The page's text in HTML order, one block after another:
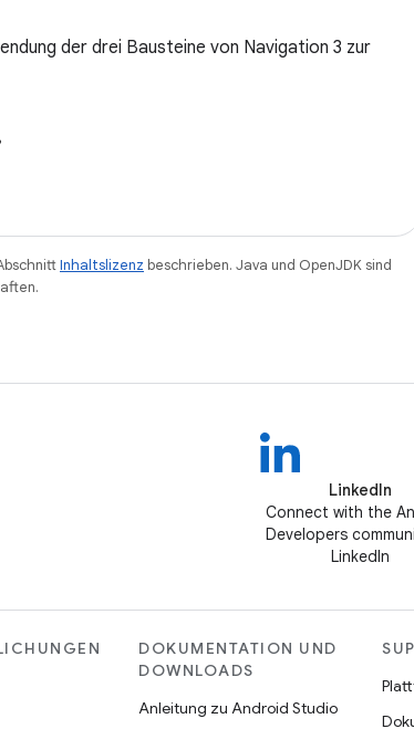
der drei Bausteine von Navigation 3 zur
Inhaltslizenz beschrieben. Java und OpenJDK sind
LinkedIn
Connect with the
Developers
LinkedIn
DOKUMENTATION UND
DOWNLOADS
Anleitung zu Android Studio